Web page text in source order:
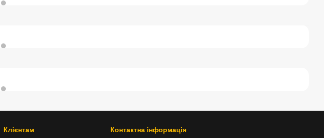
Клієнтам Контактна інформація